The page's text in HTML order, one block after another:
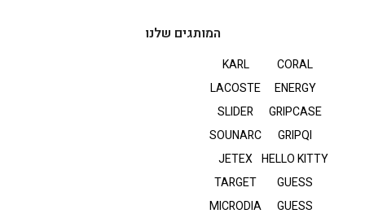
המותגים שלנו
CORAL
ENERGY
GRIPCASE
GRIPQI
HELLO KITTY
GUESS
GUESS
KARL
LACOSTE
SLIDER
SOUNARC
JETEX
TARGET
MICRODIA